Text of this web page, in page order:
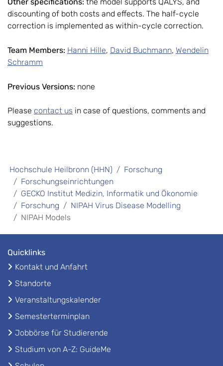
discounting of both costs and effects. The half-cycle
correction is implemented as within-cycle correction.
Team Members: Hanni Hille, David Buchmann, Wendelin
Schramm
Previous Versions: none
Please contact us in case of questions, comments and
suggestions.
Hochschule Heilbronn (HHN)
Forschung
Forschungseinrichtungen
GECKO Institut Medizin, Informatik und Ökonomie
Forschung
NIPAH Virus Disease Modelling
NIPAH Models
Quicklinks
Kontakt und Anfahrt
Standorte
Veranstaltungskalender
Semesterterminplan
Jobbörse für Studierende
Studium von A-Z: GuideMe